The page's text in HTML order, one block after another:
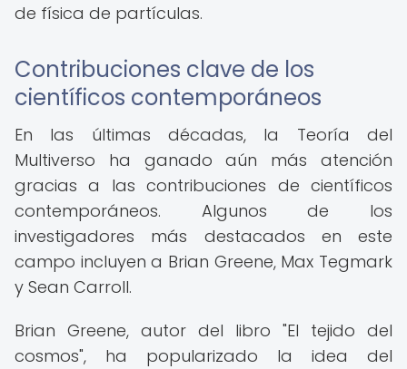
de física de partículas.
Contribuciones clave de los
científicos contemporáneos
En las últimas décadas, la Teoría del
Multiverso ha ganado aún más atención
gracias a las contribuciones de científicos
contemporáneos. Algunos de los
investigadores más destacados en este
campo incluyen a Brian Greene, Max Tegmark
y Sean Carroll.
Brian Greene, autor del libro "El tejido del
cosmos", ha popularizado la idea del